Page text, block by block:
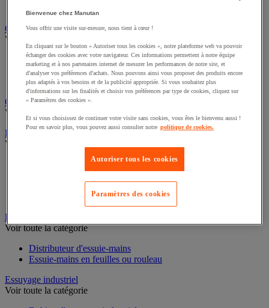
Sac à linge et accessoires
Chariot de nettoyage
Voir toute la catégorie
Accessoires pour chariot de nettoyage
Chariot de lavage
Chariot de ménage
Cireuse à chaussures
Voir toute la catégorie
Équipement sanitaires, douche et salle de bain
Cloison et cabine pour sanitaires
Équipement douche
Équipement salle de bain
Équipement sanitaires
Essuie-mains et distributeur d’essuie-mains
Distributeur d'essuie-mains
Essuyage industriel
Bienvenue chez Manutan
Vous offrir une visite sur-mesure, nous tient à cœur !
En cliquant sur le bouton « Autoriser tous les cookies », notre plateforme web va pouvoir
échanger des cookies avec votre navigateur. Ces informations permettent à notre équipe
marketing et à nos partenaires internet de mesurer les performances de notre site, et
d'analyser vos préférences d'achats. Nous pouvons ainsi vous proposer des produits encore
plus adaptés à vos besoins et de la publicité appropriée. Si vous souhaitez plus
d'informations sur les finalités et choisir vos préférences par type de cookies, cliquez sur
« Paramètres des cookies ».
Et si vous choisissez de continuer votre visite sans cookies, vous êtes le bienvenu aussi !
Pour en savoir plus, vous pouvez aussi consulter notre politique de cookies.
Autoriser tous les cookies
Paramètres des cookies